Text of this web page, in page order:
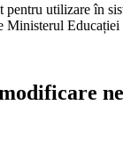
utilizare în
Ministerul Educației